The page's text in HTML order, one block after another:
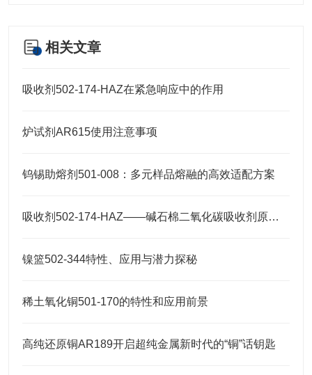
相关文章
吸收剂502-174-HAZ在紧急响应中的作用
炉试剂AR615使用注意事项
钨锡助熔剂501-008：多元样品熔融的高效适配方案
吸收剂502-174-HAZ——碱石棉二氧化碳吸收剂原理与元素分析及气体净化应用
镍篮502-344特性、应用与潜力探秘
稀土氧化铜501-170的特性和应用前景
高纯还原铜AR189开启超纯金属新时代的“铜”话钥匙